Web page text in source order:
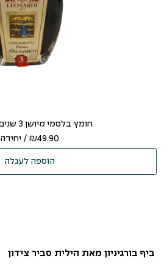
חומץ בלסמי מיושן 3 שנים 250 מ”ל
₪49.90 / יחידה
הוספה לעגלה
ביף בורגיניון מאת הילית סביר צידון